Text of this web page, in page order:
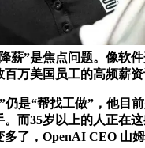
薪”是焦点问题。像软
万美国员工的高频薪资
“帮找工做”，他目前
。而35岁以上的人正在
了，OpenAI CEO 山